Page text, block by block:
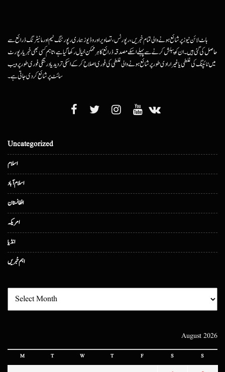
ہاٹ لائن نیوز پر شائع ہونے والی تمام خبریں، رپورٹس، تصاویر اور وڈیوز ہماری رپورٹنگ ٹیم اور مانیٹرنگ ذرائع سے
حاصل کی گئی ہیں۔ ان کو پبلش کرنے سے پہلے اسکے مصدقہ ذرائع کا ہرممکن خیال رکھا گیا ہے، تاہم کسی بھی خبر یا رپورٹ
میں ٹائپنگ کی غلطی یا غیرارادی طور پر شائع ہونے والی غلطی کی فوری اصلاح کرکے اسکی تردید یا درستگی فوری طور پر ویب
سائٹ پر شائع کردی جاتی ہے۔
Uncategorized
اسلام
اسلام آباد
افغانستان
امریکہ
انڈیا
اہم خبریں
August 2026
M T W T F S S